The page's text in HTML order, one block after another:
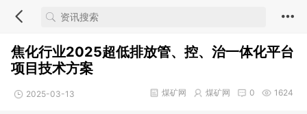
焦化行业2025超低排放管、控、治一体化平台
项目技术方案
2025-03-13 1624
0
煤矿网
煤矿网